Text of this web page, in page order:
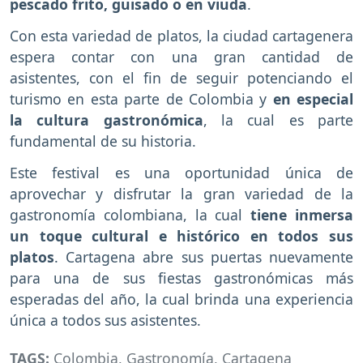
pescado frito, guisado o en viuda.
Con esta variedad de platos, la ciudad cartagenera
espera contar con una gran cantidad de
asistentes, con el fin de seguir potenciando el
turismo en esta parte de Colombia y en especial
la cultura gastronómica, la cual es parte
fundamental de su historia.
Este festival es una oportunidad única de
aprovechar y disfrutar la gran variedad de la
gastronomía colombiana, la cualtiene inmersa
un toque cultural e histórico en todos sus
platos. Cartagena abre sus puertas nuevamente
para una de sus fiestas gastronómicas más
esperadas del año, la cual brinda una experiencia
única a todos sus asistentes.
TAGS: Colombia, Gastronomía, Cartagena